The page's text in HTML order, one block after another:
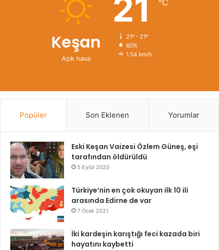
Keşan
Açık hava
21 ℃
21º - 21º
60%
1.54 km/h
Popüler Son Eklenen Yorumlar
Eski Keşan Vaizesi Özlem Güneş, eşi
tarafından öldürüldü
5 Eylül 2020
Türkiye’nin en çok okuyan ilk 10 ili
arasında Edirne de var
7 Ocak 2021
İki kardeşin karıştığı feci kazada biri
hayatını kaybetti